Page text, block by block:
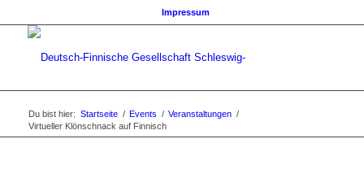
Impressum
Du bist hier: Startseite / Events / Veranstaltungen /
Virtueller Klönschnack auf Finnisch